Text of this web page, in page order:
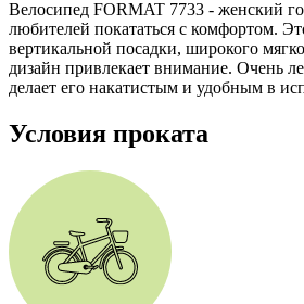
Велосипед FORMAT 7733 - женский
любителей покататься с комфортом.
вертикальной посадки, широкого
дизайн привлекает внимание. Очень
делает его накатистым и удобным в
Условия проката